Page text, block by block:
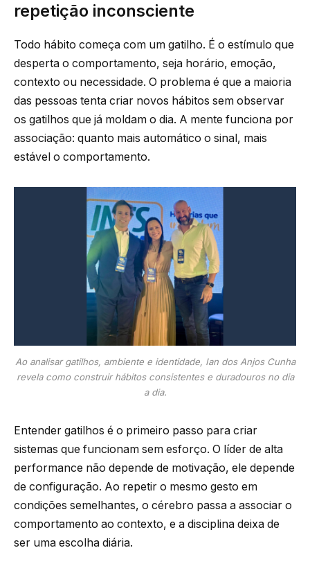
repetição inconsciente
Todo hábito começa com um gatilho. É o estímulo que
desperta o comportamento, seja horário, emoção,
contexto ou necessidade. O problema é que a maioria
das pessoas tenta criar novos hábitos sem observar
os gatilhos que já moldam o dia. A mente funciona por
associação: quanto mais automático o sinal, mais
estável o comportamento.
Ao analisar gatilhos, ambiente e identidade, Ian dos Anjos Cunha
revela como construir hábitos consistentes e duradouros no dia
a dia.
Entender gatilhos é o primeiro passo para criar
sistemas que funcionam sem esforço. O líder de alta
performance não depende de motivação, ele depende
de configuração. Ao repetir o mesmo gesto em
condições semelhantes, o cérebro passa a associar o
comportamento ao contexto, e a disciplina deixa de
ser uma escolha diária.